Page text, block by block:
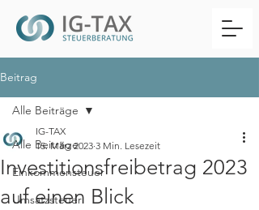
Beitrag
Alle Beiträge
Einkommensteuer
Umsatzsteuer
Alle Beiträge
Investitionsfreibetrag 2023
auf einen Blick
IG-TAX
15. März 2023 3 Min. Lesezeit